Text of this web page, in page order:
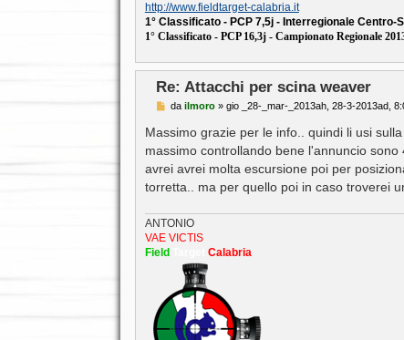
http://www.fieldtarget-calabria.it
1° Classificato - PCP 7,5j - Interregionale Centro-
1° Classificato - PCP 16,3j - Campionato Regionale
Re: Attacchi per scina weaver
M
s
s
a
g
g
i
da ilmoro» gio _28-_mar-_2013ah, 28-3-2013ad,
Massimo grazie per le info.. quindi li usi
massimo controllando bene l'annuncio
avrei avrei molta escursione poi per
torretta.. ma per quello poi in caso troverei
ANTONIO
VAE VICTIS
Field
Calabria